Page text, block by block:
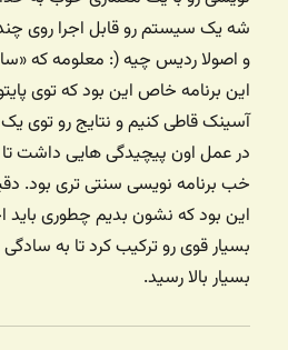
شه یک سیستم رو قابل اجرا روی
و اصولا ردیس چیه (: معلومه که
این برنامه خاص این بود که توی
آسینک قاطی کنیم و نتایج رو توی
در عمل اون پیچیدگی هایی داشت
خب برنامه نویسی سنتی تری بود.
این بود که نشون بدیم چطوری باید
بسیار قوی رو ترکیب کرد تا به
بسیار بالا رسید.